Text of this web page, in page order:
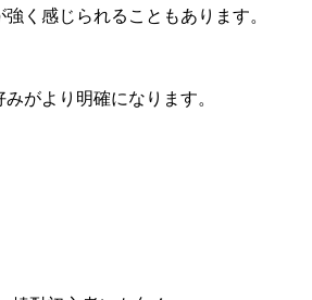
く感じられることもあります。
がより明確になります。